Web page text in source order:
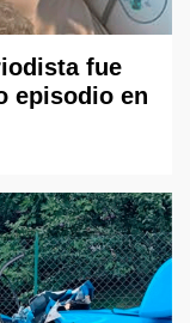
fue
episodio en